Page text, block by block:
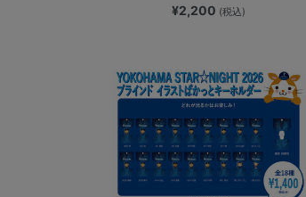
¥2,200 (税込)